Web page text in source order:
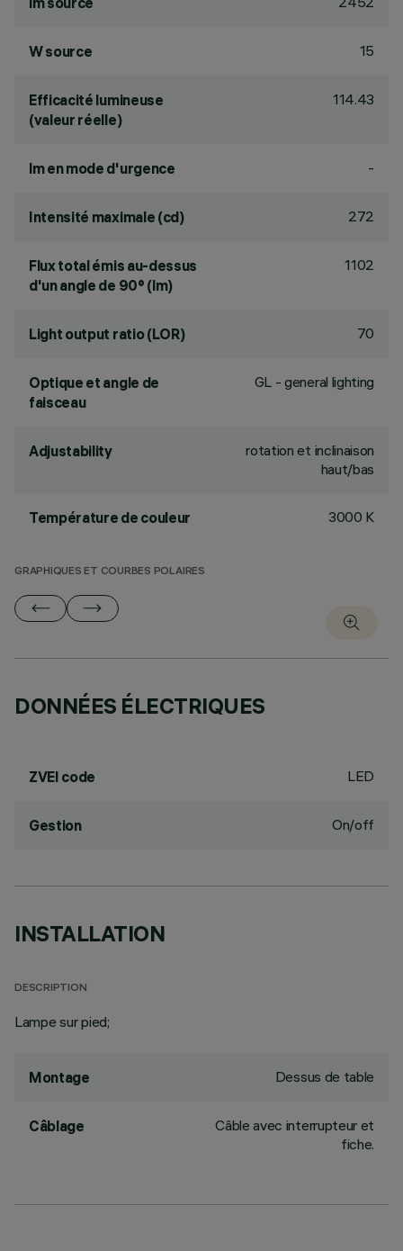
W source 15
Efficacité lumineuse
(valeur réelle)
114.43
lm en mode d'urgence -
Intensité maximale (cd) 272
Flux total émis au-dessus
d'un angle de 90° (lm)
1102
Light output ratio (LOR) 70
Optique et angle de
faisceau
GL - general lighting
Adjustability
rotation et inclinaison
haut/bas
Température de couleur 3000 K
GRAPHIQUES ET COURBES POLAIRES
DONNÉES ÉLECTRIQUES
ZVEI code LED
Gestion On/off
INSTALLATION
DESCRIPTION
Lampe sur pied;
Montage Dessus de table
Câblage
Câble avec interrupteur et
fiche.